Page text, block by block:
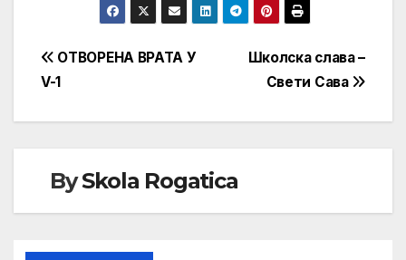
Кретање
Школска слава –
Свети Сава
ОТВОРЕНА ВРАТА У
V-1
BySkola Rogatica